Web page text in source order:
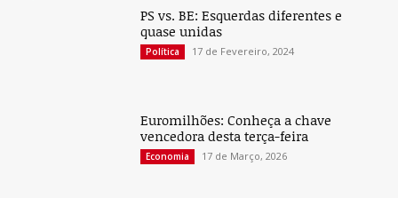
PS vs. BE: Esquerdas diferentes e
quase unidas
Política 17 de Fevereiro, 2024
Euromilhões: Conheça a chave
vencedora desta terça-feira
Economia 17 de Março, 2026